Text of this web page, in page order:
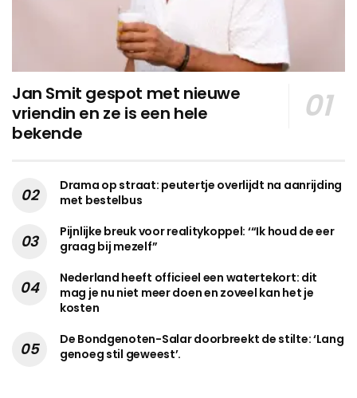
Jan Smit gespot met nieuwe
vriendin en ze is een hele
bekende
Drama op straat: peutertje overlijdt na aanrijding
met bestelbus
Pijnlijke breuk voor realitykoppel: ‘“Ik houd de eer
graag bij mezelf”
Nederland heeft officieel een watertekort: dit
mag je nu niet meer doen en zoveel kan het je
kosten
De Bondgenoten-Salar doorbreekt de stilte: ‘Lang
genoeg stil geweest’.